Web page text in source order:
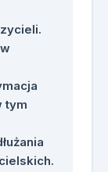
tym